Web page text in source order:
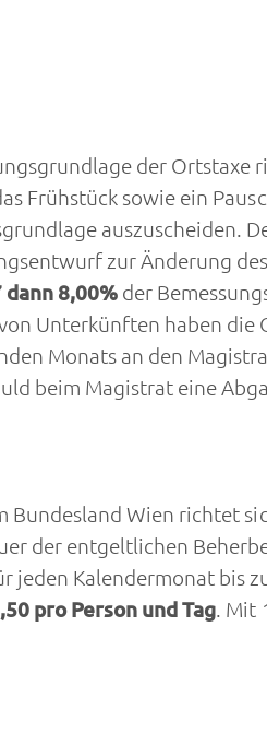
der Ortstaxe
Frühstück sowie ein
auszuscheiden.
zur Änderung
8,00% der
Unterkünften haben
Monats an den
beim Magistrat eine
Bundesland Wien richtet
der entgeltlichen
jeden Kalendermonat bis
pro Person und Tag. Mit